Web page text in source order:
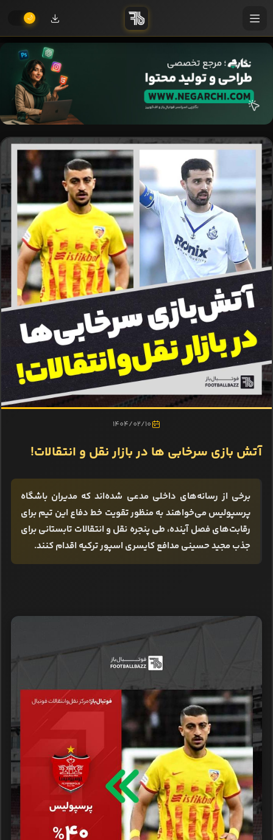
1404/02/10
آتش بازی سرخابی ها در بازار نقل و انتقالات!
برخی از رسانه‌های داخلی مدعی شده‌اند که مدیران باشگاه
پرسپولیس می‌خواهند به منظور تقویت خط دفاع این تیم برای
رقابت‌های فصل آینده، طی پنجره نقل و انتقالات تابستانی برای
جذب مجید حسینی مدافع کایسری اسپور ترکیه اقدام کنند.